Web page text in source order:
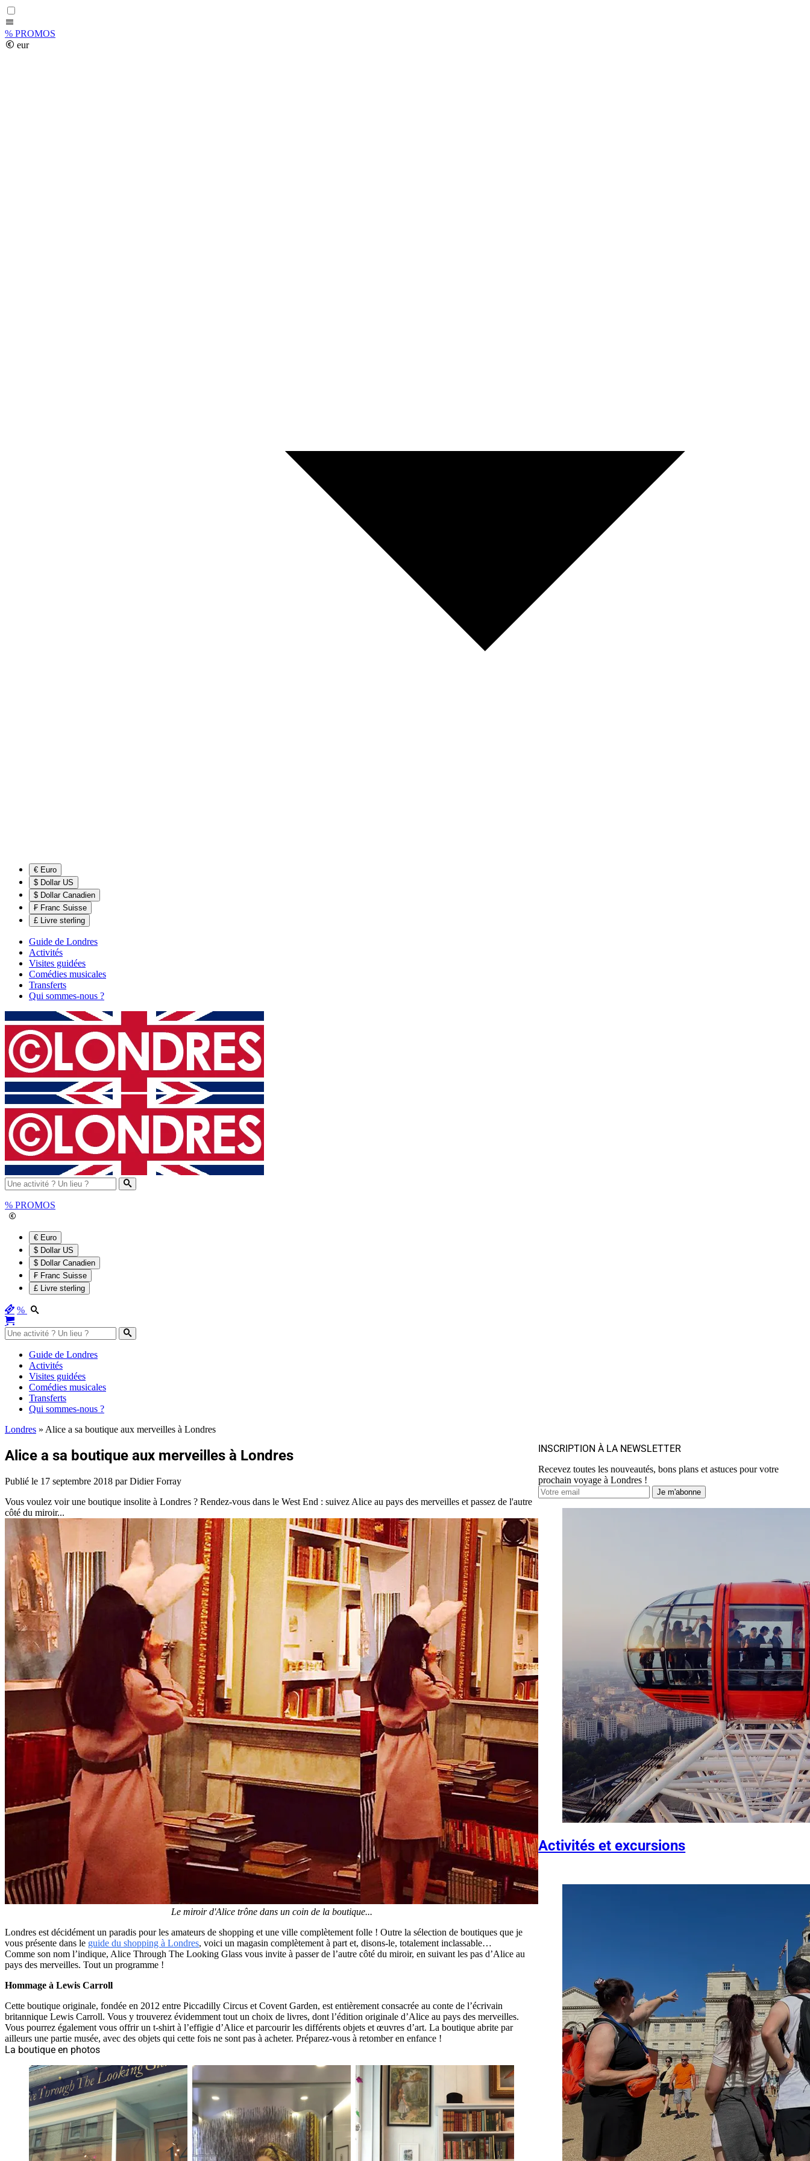
% PROMOS
eur
€ Euro
$ Dollar US
$ Dollar Canadien
₣ Franc Suisse
£ Livre sterling
Guide de Londres
Activités
Visites guidées
Comédies musicales
Transferts
Qui sommes-nous ?
% PROMOS
€ Euro
$ Dollar US
$ Dollar Canadien
₣ Franc Suisse
£ Livre sterling
%
Guide de Londres
Activités
Visites guidées
Comédies musicales
Transferts
Qui sommes-nous ?
Londres » Alice a sa boutique aux merveilles à Londres
Alice a sa boutique aux merveilles à Londres
Publié le 17 septembre 2018 par Didier Forray
Vous voulez voir une boutique insolite à Londres ? Rendez-vous dans le West End : suivez Alice au pays des merveilles et passez de l'autre
côté du miroir...
Le miroir d'Alice trône dans un coin de la boutique...
Londres est décidément un paradis pour les amateurs de shopping et une ville complètement folle ! Outre la sélection de boutiques que je
vous présente dans le guide du shopping à Londres, voici un magasin complètement à part et, disons-le, totalement inclassable…
Comme son nom l’indique, Alice Through The Looking Glass vous invite à passer de l’autre côté du miroir, en suivant les pas d’Alice au
pays des merveilles. Tout un programme !
Hommage à Lewis Carroll
Cette boutique originale, fondée en 2012 entre Piccadilly Circus et Covent Garden, est entièrement consacrée au conte de l’écrivain
britannique Lewis Carroll. Vous y trouverez évidemment tout un choix de livres, dont l’édition originale d’Alice au pays des merveilles.
Vous pourrez également vous offrir un t-shirt à l’effigie d’Alice et parcourir les différents objets et œuvres d’art. La boutique abrite par
ailleurs une partie musée, avec des objets qui cette fois ne sont pas à acheter. Préparez-vous à retomber en enfance !
La boutique en photos
INSCRIPTION À LA NEWSLETTER
Recevez toutes les nouveautés, bons plans et astuces pour votre
prochain voyage à Londres !
Je m'abonne
Activités et excursions